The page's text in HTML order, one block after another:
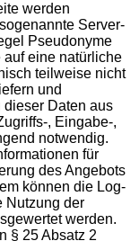
werden
Server-
Pseudonyme
eine natürliche
teilweise nicht
und
dieser Daten aus
, Eingabe-,
notwendig.
für
des Angebots
können die Log-
Nutzung der
werden.
§ 25 Absatz 2